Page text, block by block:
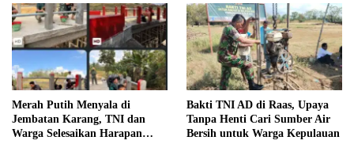
Merah Putih Menyala di
Jembatan Karang, TNI dan
Warga Selesaikan Harapan
Bakti TNI AD di Raas, Upaya
Tanpa Henti Cari Sumber Air
Bersih untuk Warga Kepulauan